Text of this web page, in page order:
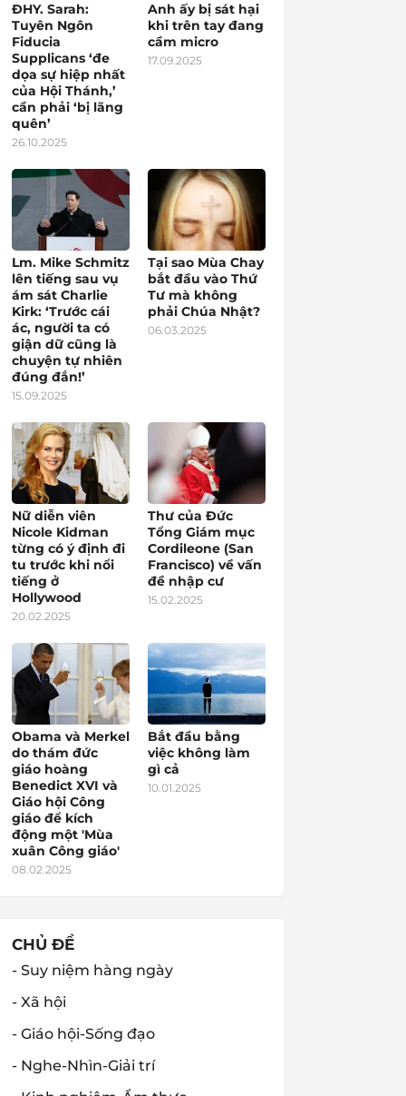
ĐHY. Sarah:
Tuyên Ngôn
Fiducia
Supplicans ‘đe
dọa sự hiệp nhất
của Hội Thánh,’
cần phải ‘bị lãng
quên’
26.10.2025
Anh ấy bị sát hại
khi trên tay đang
cầm micro
17.09.2025
Lm. Mike Schmitz
lên tiếng sau vụ
ám sát Charlie
Kirk: ‘Trước cái
ác, người ta có
giận dữ cũng là
chuyện tự nhiên
đúng đắn!’
15.09.2025
Tại sao Mùa Chay
bắt đầu vào Thứ
Tư mà không
phải Chúa Nhật?
06.03.2025
Nữ diễn viên
Nicole Kidman
từng có ý định đi
tu trước khi nổi
tiếng ở
Hollywood
20.02.2025
Thư của Đức
Tổng Giám mục
Cordileone (San
Francisco) về vấn
đề nhập cư
15.02.2025
Obama và Merkel
do thám đức
giáo hoàng
Benedict XVI và
Giáo hội Công
giáo để kích
động một 'Mùa
xuân Công giáo'
08.02.2025
Bắt đầu bằng
việc không làm
gì cả
10.01.2025
CHỦ ĐỀ
- Suy niệm hàng ngày
- Xã hội
- Giáo hội-Sống đạo
- Nghe-Nhìn-Giải trí